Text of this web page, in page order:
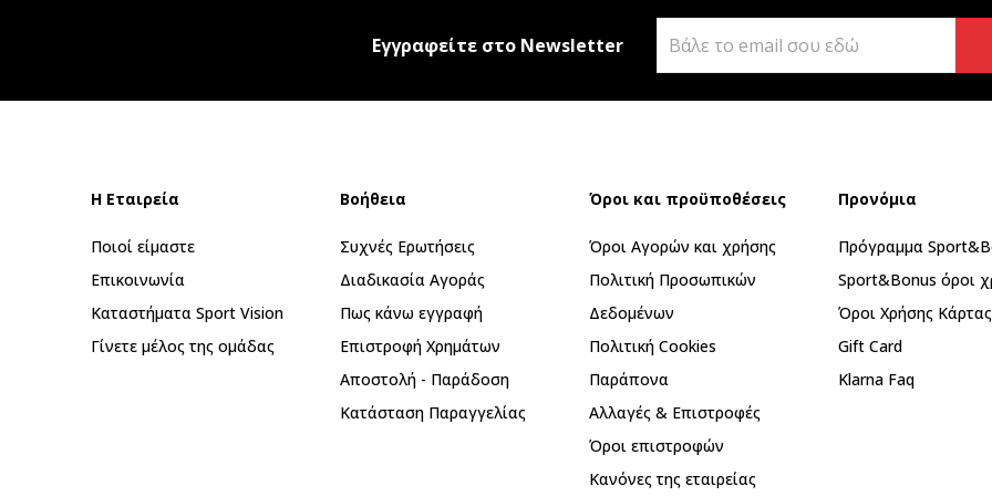
Εγγραφείτε στο Newsletter
Η Εταιρεία
Ποιοί είμαστε
Επικοινωνία
Καταστήματα Sport Vision
Γίνετε μέλος της ομάδας
Βοήθεια
Συχνές Ερωτήσεις
Διαδικασία Αγοράς
Πως κάνω εγγραφή
Επιστροφή Xρημάτων
Αποστολή - Παράδοση
Κατάσταση Παραγγελίας
Όροι και προϋποθέσεις
Όροι Αγορών και χρήσης
Πολιτική Προσωπικών
Δεδομένων
Πολιτική Cookies
Παράπονα
Αλλαγές & Επιστροφές
Όροι επιστροφών
Κανόνες της εταιρείας
Προνόμια
Πρόγραμμα
Sport&Bonus όροι
Όροι Χρήσης
Gift Card
Klarna Faq